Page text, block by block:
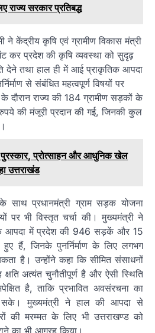
सरकार प्रतिबद्ध
ने केंद्रीय कृषि एवं ग्रामीण विकास मंत्री
कर प्रदेश की कृषि व्यवस्था को सुदृढ़
देने तथा हाल ही में आई प्राकृतिक आपदा
से संबंधित महत्वपूर्ण विषयों पर
के दौरान राज्य की 184 ग्रामीण सड़कों के
की मंजूरी प्रदान की गई, जिनकी कुल
प्रोत्साहन और आधुनिक खेल
उत्तराखंड
साथ प्रधानमंत्री ग्राम सड़क योजना
पर भी विस्तृत चर्चा की। मुख्यमंत्री ने
आपदा में प्रदेश की 946 सड़कें और 15
हैं, जिनके पुनर्निर्माण के लिए लगभग
है। उन्होंने कहा कि सीमित संसाधनों
अत्यंत चुनौतीपूर्ण है और ऐसी स्थिति
है, ताकि प्रभावित अवसंरचना का
सके। मुख्यमंत्री ने हाल की आपदा से
की मरम्मत के लिए भी उत्तराखण्ड को
का भी आग्रह किया।